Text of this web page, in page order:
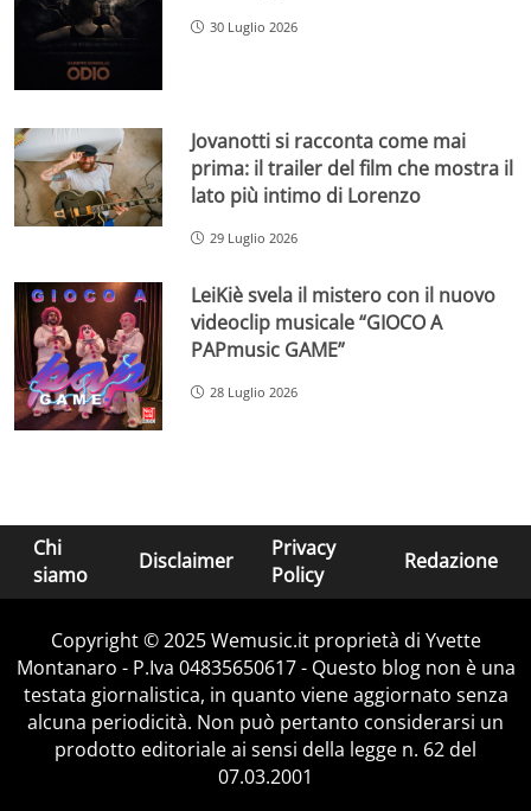
30 Luglio 2026
Jovanotti si racconta come mai
prima: il trailer del film che mostra il
lato più intimo di Lorenzo
29 Luglio 2026
LeiKiè svela il mistero con il nuovo
videoclip musicale “GIOCO A
PAPmusic GAME”
28 Luglio 2026
Chi
siamo
Disclaimer
Privacy
Policy
Redazione
Copyright © 2025 Wemusic.it proprietà di Yvette
Montanaro - P.Iva 04835650617 - Questo blog non è una
testata giornalistica, in quanto viene aggiornato senza
alcuna periodicità. Non può pertanto considerarsi un
prodotto editoriale ai sensi della legge n. 62 del
07.03.2001